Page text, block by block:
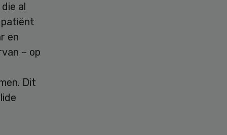
al
en
– op
Dit